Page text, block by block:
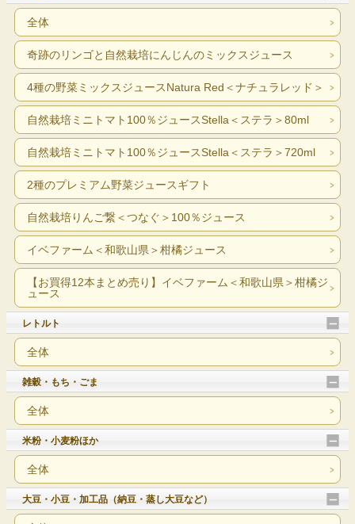
全体
奇跡のリンゴと自然栽培にんじんのミックスジュース
4種の野菜ミックスジュースNatura Red＜ナチュラレッド＞
自然栽培ミニトマト100％ジュースStella＜ステラ＞80ml
自然栽培ミニトマト100％ジュースStella＜ステラ＞720ml
2種のプレミアム野菜ジュースギフト
自然栽培りんご繋＜つなぐ＞100％ジュース
イベファーム＜和歌山県＞柑橘ジュース
【お買得12本まとめ売り】イベファーム＜和歌山県＞柑橘ジ
ュース
レトルト
全体
雑穀・もち・ごま
全体
米粉・小麦粉ほか
全体
大豆・小豆・加工品（納豆・蒸し大豆など）